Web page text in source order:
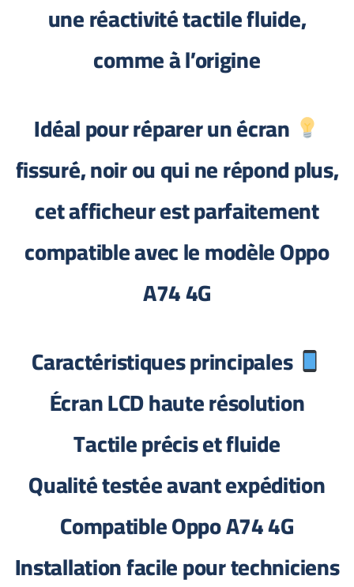
une réactivité tactile fluide,
comme à l’origine
Idéal pour réparer un écran
fissuré, noir ou qui ne répond plus,
cet afficheur est parfaitement
compatible avec le modèle Oppo
A74 4G
Caractéristiques principales
Écran LCD haute résolution
Tactile précis et fluide
Qualité testée avant expédition
Compatible Oppo A74 4G
Installation facile pour techniciens